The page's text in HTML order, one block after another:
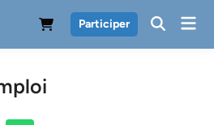
Participer